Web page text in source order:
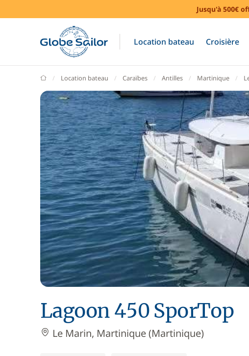
Jusqu'à 500€
Location bateau Croisière
GlobeSailor
Location bateau Caraïbes Antilles Martinique
Lagoon 450 SporTop
Le Marin, Martinique (Martinique)